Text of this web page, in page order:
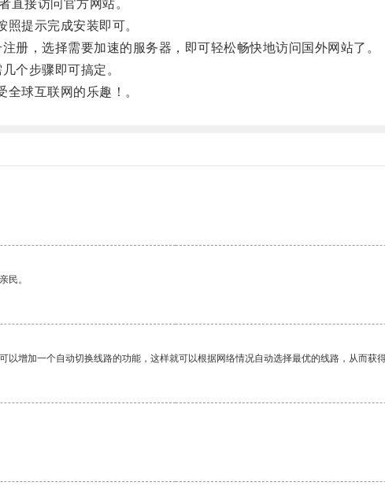
接访问官方网站。
提示完成安装即可。
，选择需要加速的服务器，即可轻松畅快地访问国外网站了。
个步骤即可搞定。
球互联网的乐趣！。
民。
增加一个自动切换线路的功能，这样就可以根据网络情况自动选择最优的线路，从而获得